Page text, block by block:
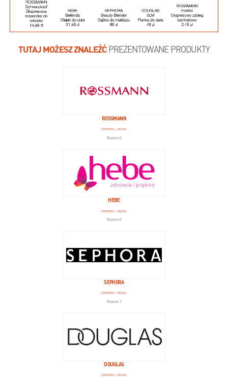
TUTAJ MOŻESZ ZNALEŹĆPREZENTOWANE PRODUKTY
ROSSMANN
ZDROWIE, URODA
Poziom 0
HEBE
ZDROWIE, URODA
Poziom 0
SEPHORA
ZDROWIE, URODA
Poziom 1
DOUGLAS
ZDROWIE, URODA